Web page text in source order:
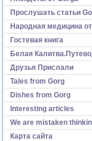
Прослушать статьи
Народная медицина
Гостевая книга
Белая
Друзья Прислали
Tales from Gorg
Dishes from Gorg
Interesting articles
We are mistaken
Карта сайта